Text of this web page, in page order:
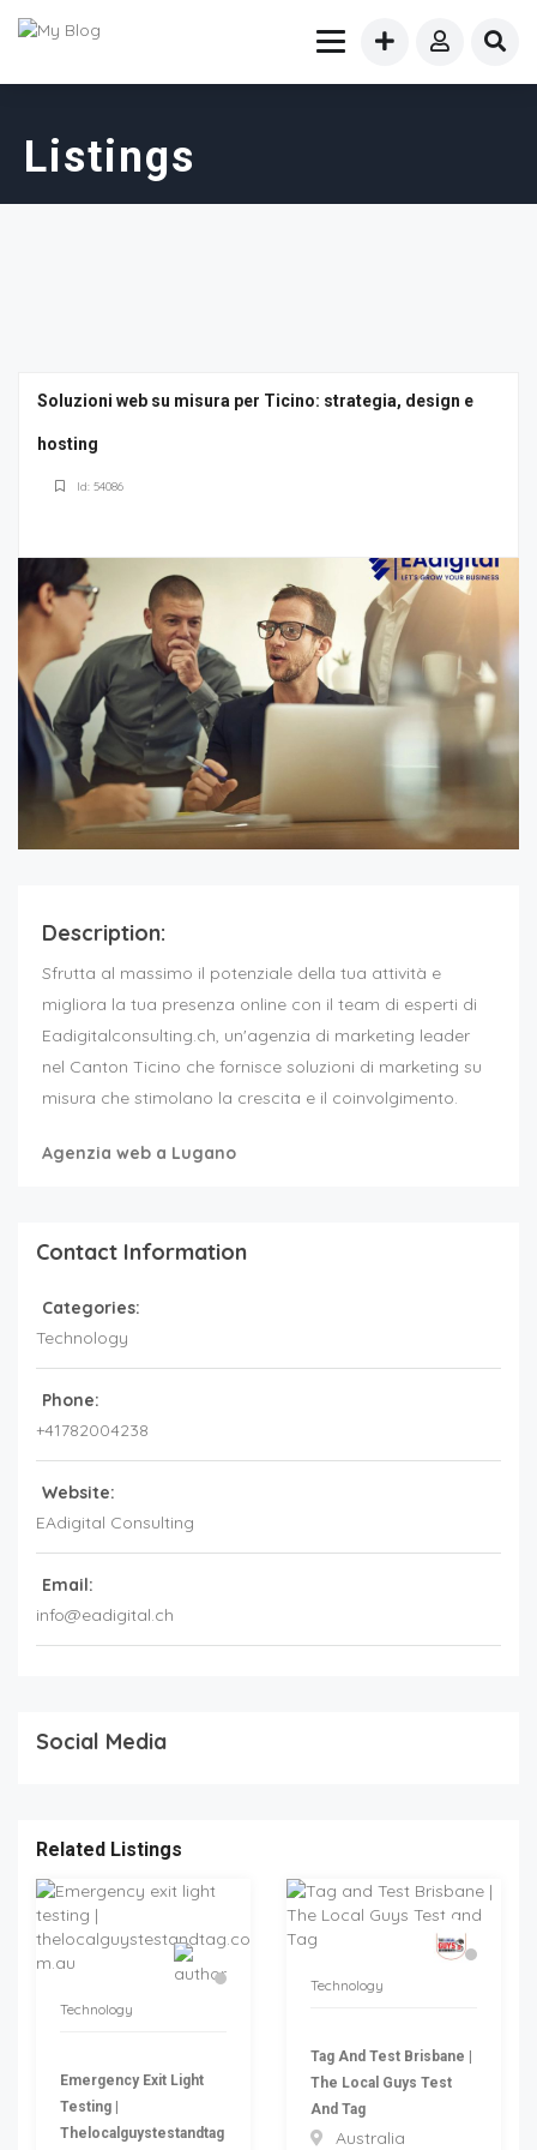
Listings
Soluzioni web su misura per Ticino: strategia, design e
hosting
Id: 54086
Description:
Sfrutta al massimo il potenziale della tua attività e
migliora la tua presenza online con il team di esperti di
Eadigitalconsulting.ch, un'agenzia di marketing leader
nel Canton Ticino che fornisce soluzioni di marketing su
misura che stimolano la crescita e il coinvolgimento.
Agenzia web a Lugano
Contact Information
Categories:
Technology
Phone:
+41782004238
Website:
EAdigital Consulting
Email:
info@eadigital.ch
Social Media
Related Listings
Technology
Emergency Exit Light
Testing |
Thelocalguystestandtag
Technology
Tag And Test Brisbane |
The Local Guys Test
And Tag
Australia